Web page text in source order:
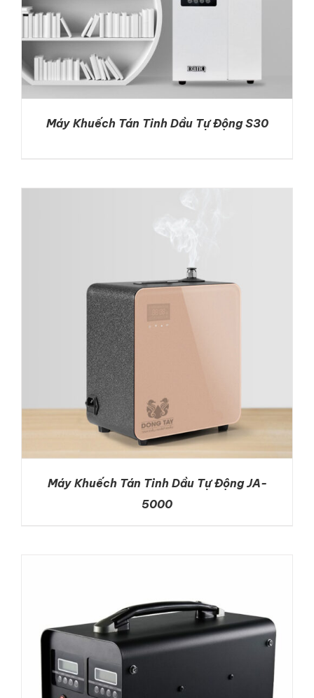
DETAILS
Máy Khuếch Tán Tinh Dầu Tự Động S30
Máy Khuếch Tán Tinh Dầu Tự Động JA-
5000